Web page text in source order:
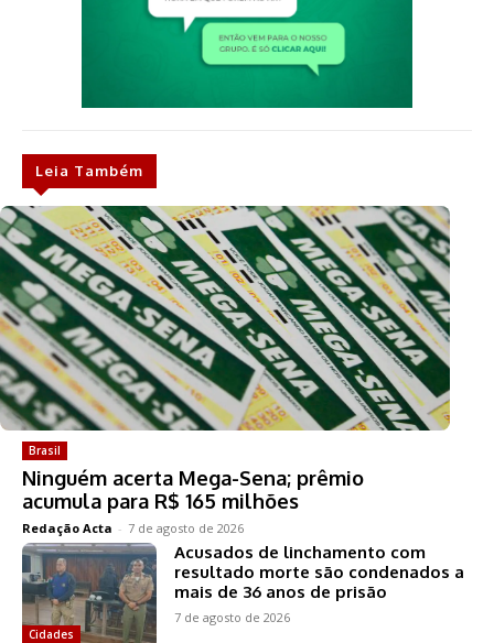
Leia Também
Brasil
Ninguém acerta Mega-Sena; prêmio
acumula para R$ 165 milhões
Redação Acta - 7 de agosto de 2026
Cidades
Acusados de linchamento com
resultado morte são condenados a
mais de 36 anos de prisão
7 de agosto de 2026